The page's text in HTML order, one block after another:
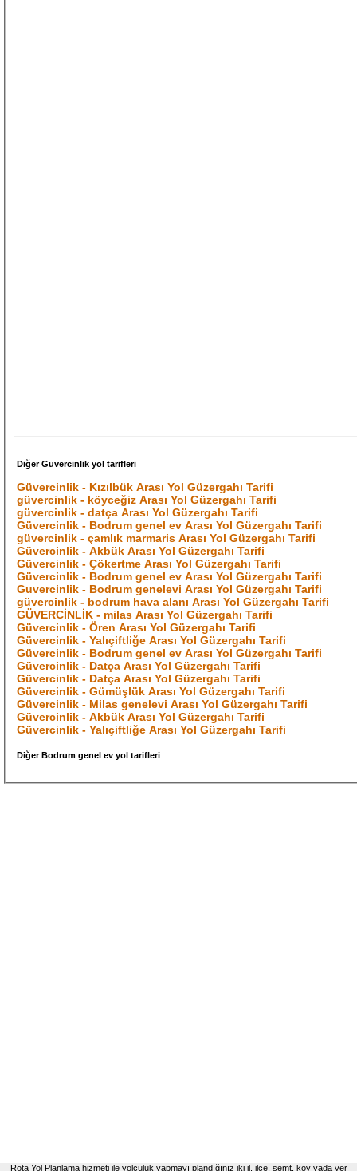
Diğer Güvercinlik yol tarifleri
Güvercinlik - Kızılbük Arası Yol Güzergahı Tarifi
güvercinlik - köyceğiz Arası Yol Güzergahı Tarifi
güvercinlik - datça Arası Yol Güzergahı Tarifi
Güvercinlik - Bodrum genel ev Arası Yol Güzergahı Tarifi
güvercinlik - çamlık marmaris Arası Yol Güzergahı Tarifi
Güvercinlik - Akbük Arası Yol Güzergahı Tarifi
Güvercinlik - Çökertme Arası Yol Güzergahı Tarifi
Güvercinlik - Bodrum genel ev Arası Yol Güzergahı Tarifi
Guvercinlik - Bodrum genelevi Arası Yol Güzergahı Tarifi
güvercinlik - bodrum hava alanı Arası Yol Güzergahı Tarifi
GÜVERCİNLİK - milas Arası Yol Güzergahı Tarifi
Güvercinlik - Ören Arası Yol Güzergahı Tarifi
Güvercinlik - Yalıçiftliğe Arası Yol Güzergahı Tarifi
Güvercinlik - Bodrum genel ev Arası Yol Güzergahı Tarifi
Güvercinlik - Datça Arası Yol Güzergahı Tarifi
Güvercinlik - Datça Arası Yol Güzergahı Tarifi
Güvercinlik - Gümüşlük Arası Yol Güzergahı Tarifi
Güvercinlik - Milas genelevi Arası Yol Güzergahı Tarifi
Güvercinlik - Akbük Arası Yol Güzergahı Tarifi
Güvercinlik - Yalıçiftliğe Arası Yol Güzergahı Tarifi
Diğer Bodrum genel ev yol tarifleri
Rota Yol Planlama hizmeti ile yolculuk yapmayı plandığınız iki il, ilçe, semt, köy yada yer